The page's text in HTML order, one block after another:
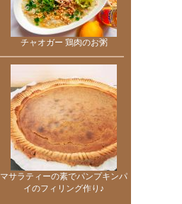
チャオガー 鶏肉のお粥
マサラティーの素でパンプキンパ
イのフィリング作り♪